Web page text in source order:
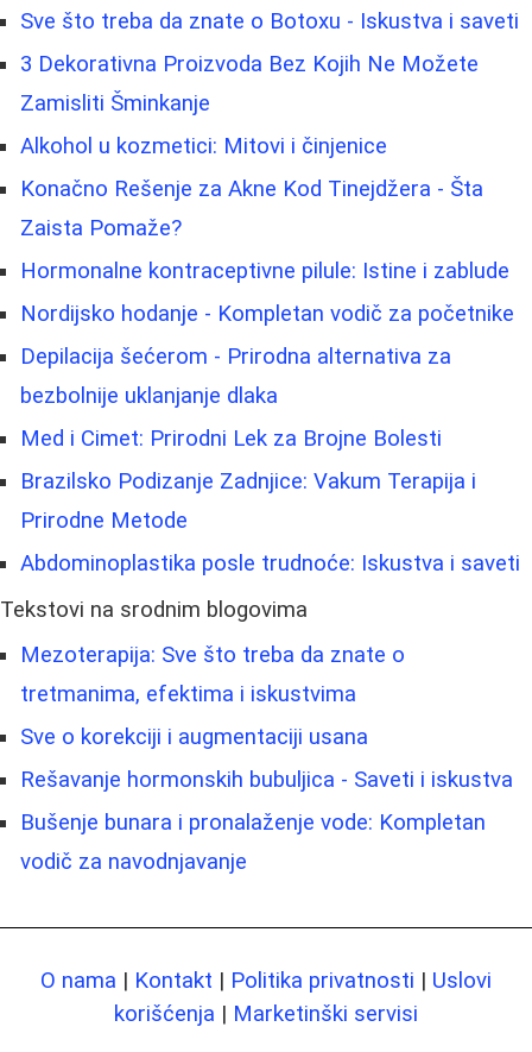
Sve što treba da znate o Botoxu - Iskustva i saveti
3 Dekorativna Proizvoda Bez Kojih Ne Možete
Zamisliti Šminkanje
Alkohol u kozmetici: Mitovi i činjenice
Konačno Rešenje za Akne Kod Tinejdžera - Šta
Zaista Pomaže?
Hormonalne kontraceptivne pilule: Istine i zablude
Nordijsko hodanje - Kompletan vodič za početnike
Depilacija šećerom - Prirodna alternativa za
bezbolnije uklanjanje dlaka
Med i Cimet: Prirodni Lek za Brojne Bolesti
Brazilsko Podizanje Zadnjice: Vakum Terapija i
Prirodne Metode
Abdominoplastika posle trudnoće: Iskustva i saveti
Tekstovi na srodnim blogovima
Mezoterapija: Sve što treba da znate o
tretmanima, efektima i iskustvima
Sve o korekciji i augmentaciji usana
Rešavanje hormonskih bubuljica - Saveti i iskustva
Bušenje bunara i pronalaženje vode: Kompletan
vodič za navodnjavanje
O nama | Kontakt | Politika privatnosti | Uslovi
korišćenja | Marketinški servisi